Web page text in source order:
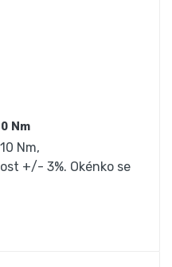
Nm
Nm,
+/- 3%. Okénko se